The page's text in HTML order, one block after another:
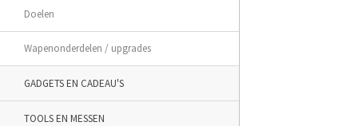
Doelen
Wapenonderdelen / upgrades
GADGETS EN CADEAU'S
TOOLS EN MESSEN